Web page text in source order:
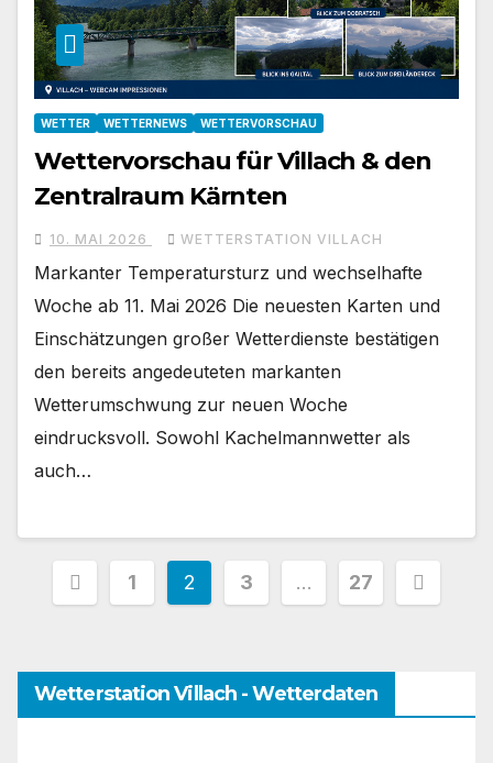
WETTER WETTERNEWS WETTERVORSCHAU
Wettervorschau für Villach & den
Zentralraum Kärnten
10. MAI 2026 WETTERSTATION VILLACH
Markanter Temperatursturz und wechselhafte
Woche ab 11. Mai 2026 Die neuesten Karten und
Einschätzungen großer Wetterdienste bestätigen
den bereits angedeuteten markanten
Wetterumschwung zur neuen Woche
eindrucksvoll. Sowohl Kachelmannwetter als
auch…
Seitennummerierung
Beiträge
1 2 3 … 27
Wetterstation Villach - Wetterdaten